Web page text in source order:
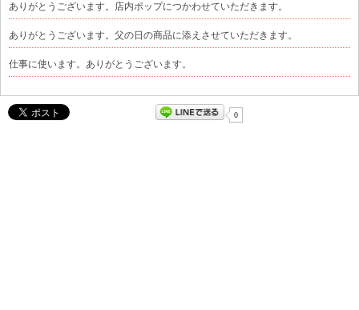
ありがとうございます。店内ポップにつかわせていただきます。
ありがとうございます。父の日の商品に添えさせていただきます。
仕事に使います。ありがとうございます。
0